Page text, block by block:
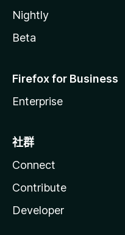
Nightly
Beta
Firefox for Business
Enterprise
社群
Connect
Contribute
Developer